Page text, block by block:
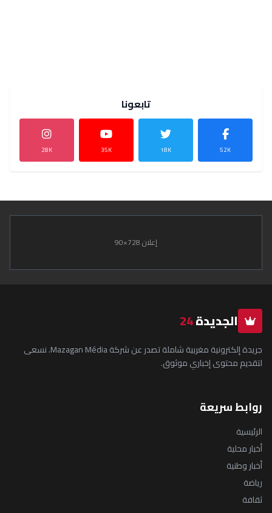
تابعونا
52K
18K
35K
28K
إعلان 728×90
الجديدة24
جريدة إلكترونية مغربية شاملة تصدر عن شركة Mazagan Média. نسعى
لتقديم محتوى إخباري موثوق.
روابط سريعة
الرئيسية
أخبار محلية
أخبار وطنية
رياضة
ثقافة